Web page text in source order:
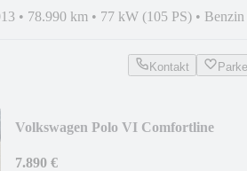
• 78.990 km • 77 kW (105 PS) • Benzin
Kontakt
Volkswagen Polo VI Comfortline
7.890 €